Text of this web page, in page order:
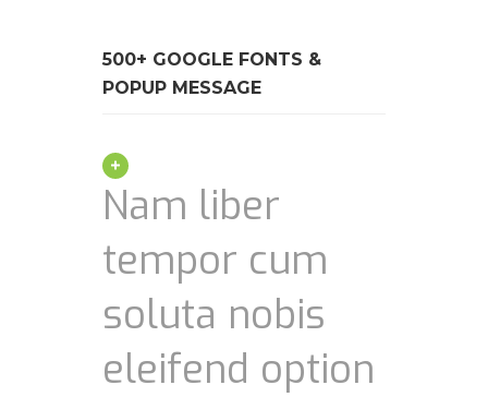
500+ GOOGLE FONTS &
POPUP MESSAGE
Nam liber
tempor cum
soluta nobis
eleifend option